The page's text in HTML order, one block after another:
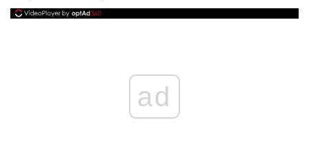
ad